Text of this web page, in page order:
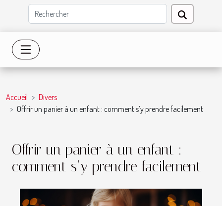
Accueil
Divers
Offrir un panier à un enfant : comment s’y prendre facilement
Offrir un panier à un enfant :
comment s’y prendre facilement